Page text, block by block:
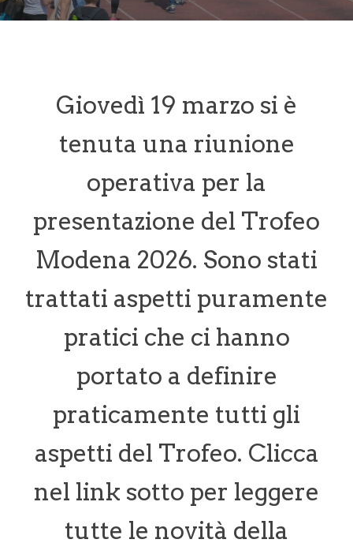
Giovedì 19 marzo si è
tenuta una riunione
operativa per la
presentazione del Trofeo
Modena 2026. Sono stati
trattati aspetti puramente
pratici che ci hanno
portato a definire
praticamente tutti gli
aspetti del Trofeo. Clicca
nel link sotto per leggere
tutte le novità della